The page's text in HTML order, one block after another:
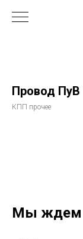
Провод
КПП прочее
Мы ждем